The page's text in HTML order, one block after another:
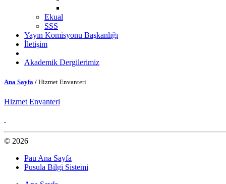
Ekual
SSS
Yayın Komisyonu Başkanlığı
İletişim
Akademik Dergilerimiz
Ana Sayfa / Hizmet Envanteri
Hizmet Envanteri
© 2026
Pau Ana Sayfa
Pusula Bilgi Sistemi